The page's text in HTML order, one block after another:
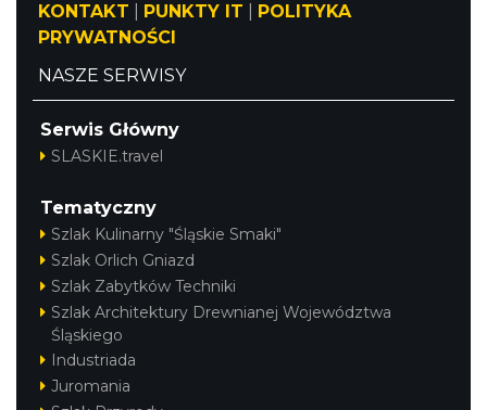
KONTAKT PUNKTY IT
POLITYKA
PRYWATNOŚCI
NASZE SERWISY
Serwis Główny
SLASKIE.travel
Tematyczny
Szlak Kulinarny "Śląskie Smaki"
Szlak Orlich Gniazd
Szlak Zabytków Techniki
Szlak Architektury Drewnianej Województwa
Śląskiego
Industriada
Juromania